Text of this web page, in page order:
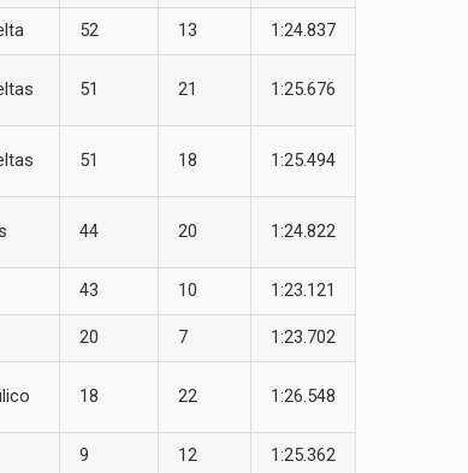
52 13 1:24.837
51 21 1:25.676
51 18 1:25.494
44 20 1:24.822
43 10 1:23.121
20 7 1:23.702
18 22 1:26.548
9 12 1:25.362